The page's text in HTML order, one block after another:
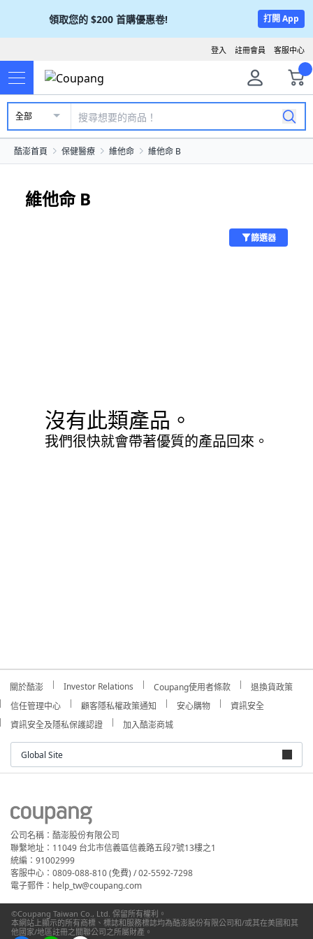
領取您的 $200 首購優惠卷! 打開 App
客服中心
註冊會員
登入
全部
酷澎首頁 保健醫療 維他命 維他命 B
維他命 B
篩選器
沒有此類產品。
我們很快就會帶著優質的產品回來。
關於酷澎 Investor Relations Coupang使用者條款
退換貨政策
信任管理中心
顧客隱私權政策通知 安心購物
資訊安全
資訊安全及隱私保護認證
加入酷澎商城
Global Site
公司名稱：酷澎股份有限公司
聯繫地址：11049 台北市信義區信義路五段7號13樓之1
統編：91002999
客服中心：0809-088-810 (免費) / 02-5592-7298
電子郵件：help_tw@coupang.com
©Coupang Taiwan Co., Ltd. 保留所有權利。
本網站上顯示的所有商標、標誌和服務標誌均為酷澎股份有限公司和/或其在美國和其
他國家/地區註冊之關聯公司之所屬財產。